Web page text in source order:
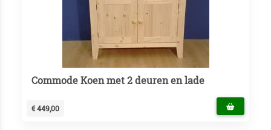
Commode Koen met 2 deuren en lade
€ 449,00